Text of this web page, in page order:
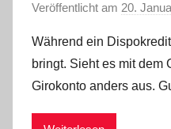
Veröffentlicht am 20.
Während ein
bringt. Sieht es mit dem
Girokonto anders aus.